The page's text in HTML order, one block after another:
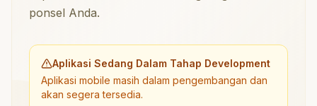
ponsel Anda.
Aplikasi Sedang Dalam Tahap Development
Aplikasi mobile masih dalam pengembangan dan
akan segera tersedia.